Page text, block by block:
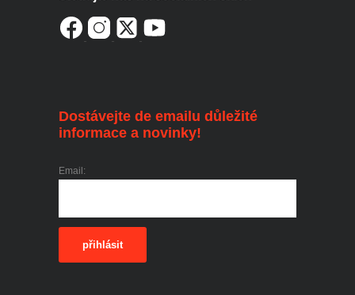
Dostávejte de emailu důležité
informace a novinky!
Email:
přihlásit